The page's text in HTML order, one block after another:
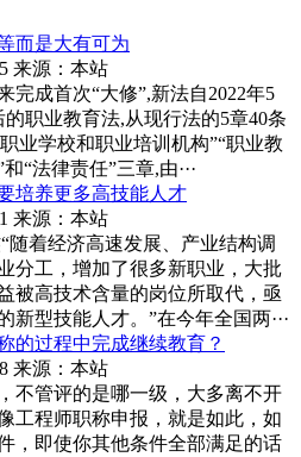
而是大有可为
来源：本站
完成首次“大修”,新法自2022年5
职业教育法,从现行法的5章40条
业学校和职业培训机构”“职业教
“法律责任”三章,由···
培养更多高技能人才
来源：本站
随着经济高速发展、产业结构调
分工，增加了很多新职业，大批
被高技术含量的岗位所取代，亟
新型技能人才。”在今年全国两···
的过程中完成继续教育？
来源：本站
不管评的是哪一级，大多离不开
工程师职称申报，就是如此，如
，即使你其他条件全部满足的话